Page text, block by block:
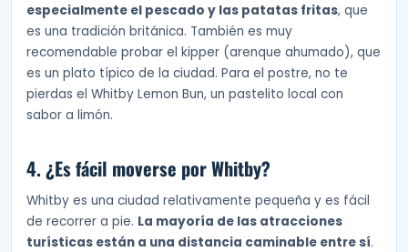
especialmente el pescado y las patatas fritas, que
es una tradición británica. También es muy
recomendable probar el kipper (arenque ahumado), que
es un plato típico de la ciudad. Para el postre, no te
pierdas el Whitby Lemon Bun, un pastelito local con
sabor a limón.
4. ¿Es fácil moverse por Whitby?
Whitby es una ciudad relativamente pequeña y es fácil
de recorrer a pie. La mayoría de las atracciones
turísticas están a una distancia caminable entre sí.